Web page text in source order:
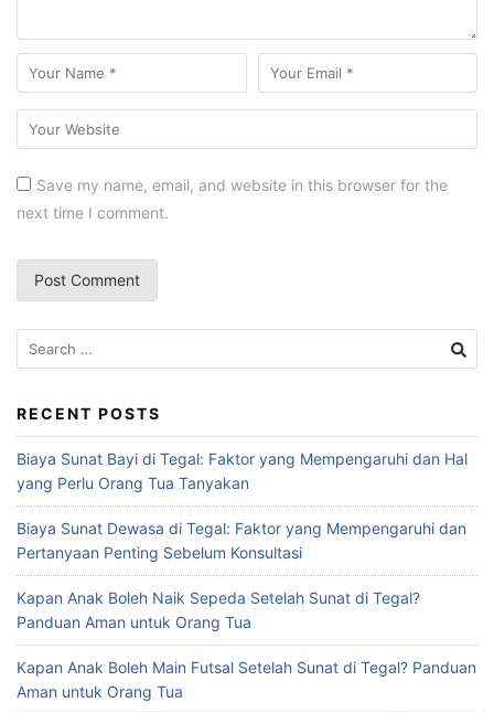
Save my name, email, and website in this browser for the
next time I comment.
Search
for:
RECENT POSTS
Biaya Sunat Bayi di Tegal: Faktor yang Mempengaruhi dan Hal
yang Perlu Orang Tua Tanyakan
Biaya Sunat Dewasa di Tegal: Faktor yang Mempengaruhi dan
Pertanyaan Penting Sebelum Konsultasi
Kapan Anak Boleh Naik Sepeda Setelah Sunat di Tegal?
Panduan Aman untuk Orang Tua
Kapan Anak Boleh Main Futsal Setelah Sunat di Tegal? Panduan
Aman untuk Orang Tua